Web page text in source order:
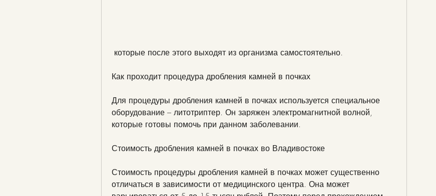
которые после этого выходят из организма самостоятельно.
Как проходит процедура дробления камней в почках
Для процедуры дробления камней в почках используется специальное
оборудование – литотриптер. Он заряжен электромагнитной волной,
которые готовы помочь при данном заболевании.
Стоимость дробления камней в почках во Владивостоке
Стоимость процедуры дробления камней в почках может существенно
отличаться в зависимости от медицинского центра. Она может